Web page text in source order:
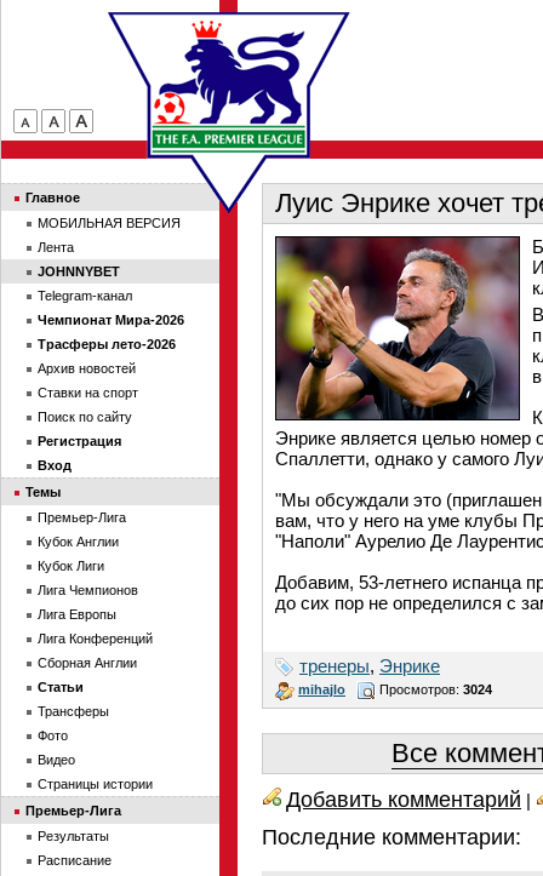
Луис Энрике хочет
Энрике является целью номер
Спаллетти, однако у самого
"Мы обсуждали это
вам, что у него на уме клубы
"Наполи" Аурелио Де
Добавим, 53-летнего испанца
до сих пор не определился с
тренеры, Энрике
mihajlo Просмотров: 3024
Все
Добавить комментарий |
Последние комментарии:
Главное
МОБИЛЬНАЯ ВЕРСИЯ
Лента
JOHNNYBET
Telegram-канал
Чемпионат Мира-2026
Трасферы лето-2026
Архив новостей
Ставки на спорт
Поиск по сайту
Регистрация
Вход
Темы
Премьер-Лига
Кубок Англии
Кубок Лиги
Лига Чемпионов
Лига Европы
Лига Конференций
Сборная Англии
Статьи
Трансферы
Фото
Видео
Страницы истории
Премьер-Лига
Результаты
Расписание